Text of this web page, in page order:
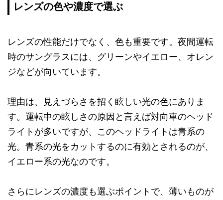
レンズの色や濃度で選ぶ
レンズの性能だけでなく、色も重要です。夜間運転
時のサングラスには、グリーンやイエロー、オレン
ジなどが向いています。
理由は、見えづらさを招く眩しい光の色にありま
す。運転中の眩しさの原因と言えば対向車のヘッド
ライトが多いですが、このヘッドライトは青系の
光。青系の光をカットするのに有効とされるのが、
イエロー系の光なのです。
さらにレンズの濃度も選ぶポイントで、薄いものが